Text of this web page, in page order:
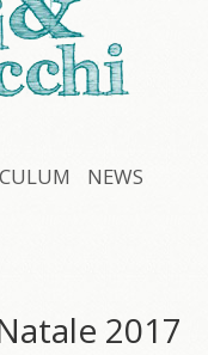
NEWS
2017